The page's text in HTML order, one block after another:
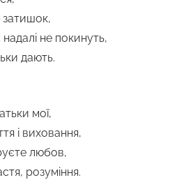
затишок,
не покинуть,
дають.
мої,
і виховання,
любов,
розуміння.